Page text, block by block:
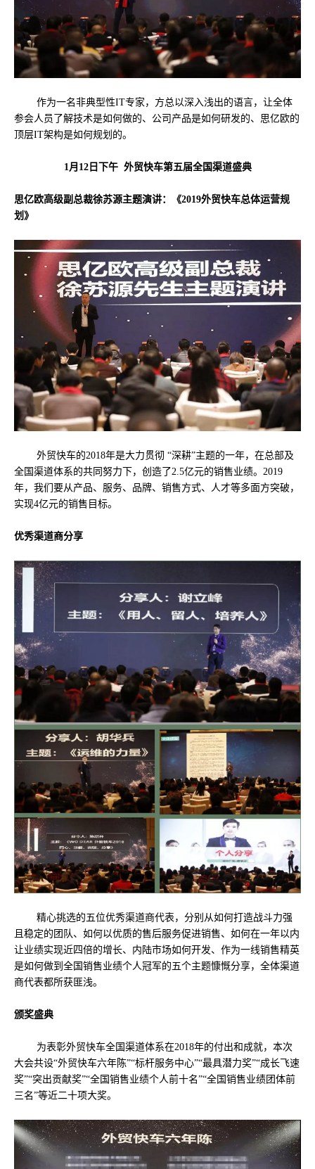
作为一名非典型性IT专家，方总以深入浅出的语言，让全体
参会人员了解技术是如何做的、公司产品是如何研发的、思亿欧的
顶层IT架构是如何规划的。
1月12日下午 外贸快车第五届全国渠道盛典
思亿欧高级副总裁徐苏源主题演讲：《2019外贸快车总体运营规
划》
外贸快车的2018年是大力贯彻 “深耕”主题的一年，在总部及
全国渠道体系的共同努力下，创造了2.5亿元的销售业绩。2019
年，我们要从产品、服务、品牌、销售方式、人才等多面方突破，
实现4亿元的销售目标。
优秀渠道商分享
精心挑选的五位优秀渠道商代表，分别从如何打造战斗力强
且稳定的团队、如何以优质的售后服务促进销售、如何在一年以内
让业绩实现近四倍的增长、内陆市场如何开发、作为一线销售精英
是如何做到全国销售业绩个人冠军的五个主题慷慨分享，全体渠道
商代表都所获匪浅。
颁奖盛典
为表彰外贸快车全国渠道体系在2018年的付出和成就，本次
大会共设“外贸快车六年陈”“标杆服务中心”“最具潜力奖”“成长飞速
奖”“突出贡献奖”“全国销售业绩个人前十名”“全国销售业绩团体前
三名”等近二十项大奖。